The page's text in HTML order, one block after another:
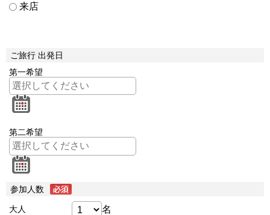
来店
ご旅行 出発日
第一希望
第二希望
参加人数
大人 名